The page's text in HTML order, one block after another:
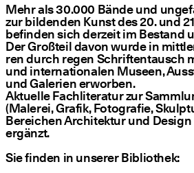
Mehr als 30.000 Bän­de und
zur bil­den­den Kunst des 20. und
befin­den sich der­zeit im Bestand
Der Groß­teil davon wur­de in
ren durch regen Schrif­ten­tausch
und inter­na­tio­na­len Muse­en,
und Gale­rien erwor­ben.
Aktu­el­le Fach­li­te­ra­tur zur
(Male­rei, Gra­fik, Foto­gra­fie,
Berei­chen Archi­tek­tur und
ergänzt.
Sie fin­den in unse­rer Bibliothek: